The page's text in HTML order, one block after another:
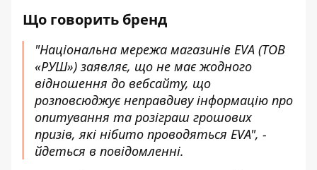
Що говорить бренд
"Національна мережа магазинів EVA (ТОВ
«РУШ») заявляє, що не має жодного
відношення до вебсайту, що
розповсюджує неправдиву інформацію про
опитування та розіграш грошових
призів, які нібито проводяться EVA", -
йдеться в повідомленні.